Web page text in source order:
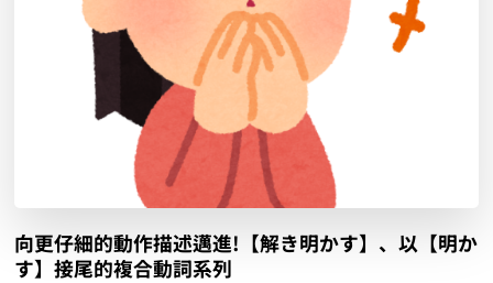
向更仔細的動作描述邁進!【解き明かす】、以【明か
す】接尾的複合動詞系列